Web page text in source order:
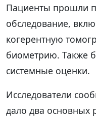
Пациенты прошли
обследование,
когерентную
биометрию. Также
системные оценки.
Исследователи
дало два основных